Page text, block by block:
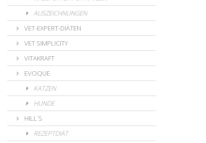
AUSZEICHNUNGEN
VET-EXPERT-DIÄTEN
VET SIMPLICITY
VITAKRAFT
EVOQUE
KATZEN
HUNDE
HILL´S
REZEPTDIÄT